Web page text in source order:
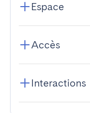
Espace
Accès
Interactions